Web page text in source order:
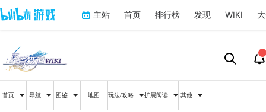
主站 首页 排行榜 发现 WIKI
首页 导航 图鉴 地图 玩法/攻略 扩展阅读 其他